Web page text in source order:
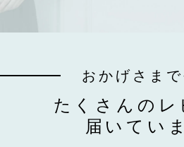
おかげさま
たくさんのレ
届いてい